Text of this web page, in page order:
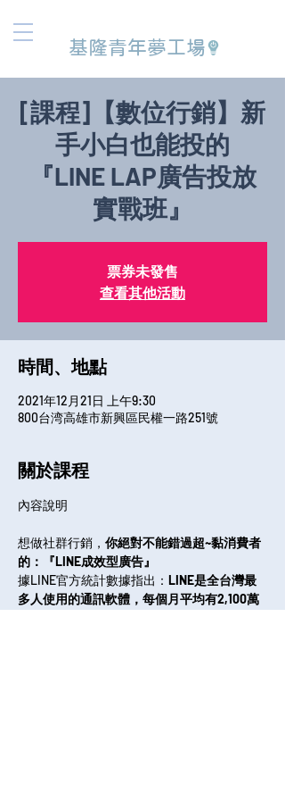
基隆青年夢工場
[課程]【數位行銷】新
手小白也能投的
『LINE LAP廣告投放
實戰班』
票券未發售
查看其他活動
時間、地點
2021年12月21日 上午9:30
800台湾高雄市新興區民權一路251號
關於課程
想做社群行銷， 你絕對不能錯過超~黏消費者
的：『LINE成效型廣告』
據LINE官方統計數據指出： LINE是全台灣最
多人使用的通訊軟體，每個月平均有2,100萬